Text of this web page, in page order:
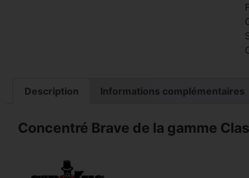
Description Informations complémentaires
Concentré Brave de la gamme